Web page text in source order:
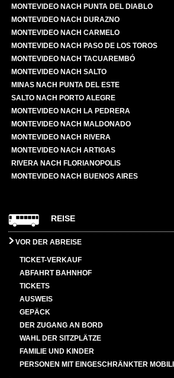
MONTEVIDEO NACH PUNTA DEL DIABLO
MONTEVIDEO NACH DURAZNO
MONTEVIDEO NACH CARMELO
MONTEVIDEO NACH PASO DE LOS TOROS
MONTEVIDEO NACH TACUAREMBÓ
MONTEVIDEO NACH SALTO
MINAS NACH PUNTA DEL ESTE
SALTO NACH PORTO ALEGRE
MONTEVIDEO NACH LA PEDRERA
MONTEVIDEO NACH MALDONADO
MONTEVIDEO NACH RIVERA
MONTEVIDEO NACH ARTIGAS
RIVERA NACH FLORIANOPOLIS
MONTEVIDEO NACH BUENOS AIRES
REISE
VOR DER ABREISE
TICKET-VERKAUF
ABFAHRT BAHNHOF
TICKETS
AUSWEIS
GEPÄCK
DER ZUGANG AN BORD
WAHL DER SITZPLÄTZE
FAMILIE UND KINDER
PERSONEN MIT EINGESCHRÄNKTER